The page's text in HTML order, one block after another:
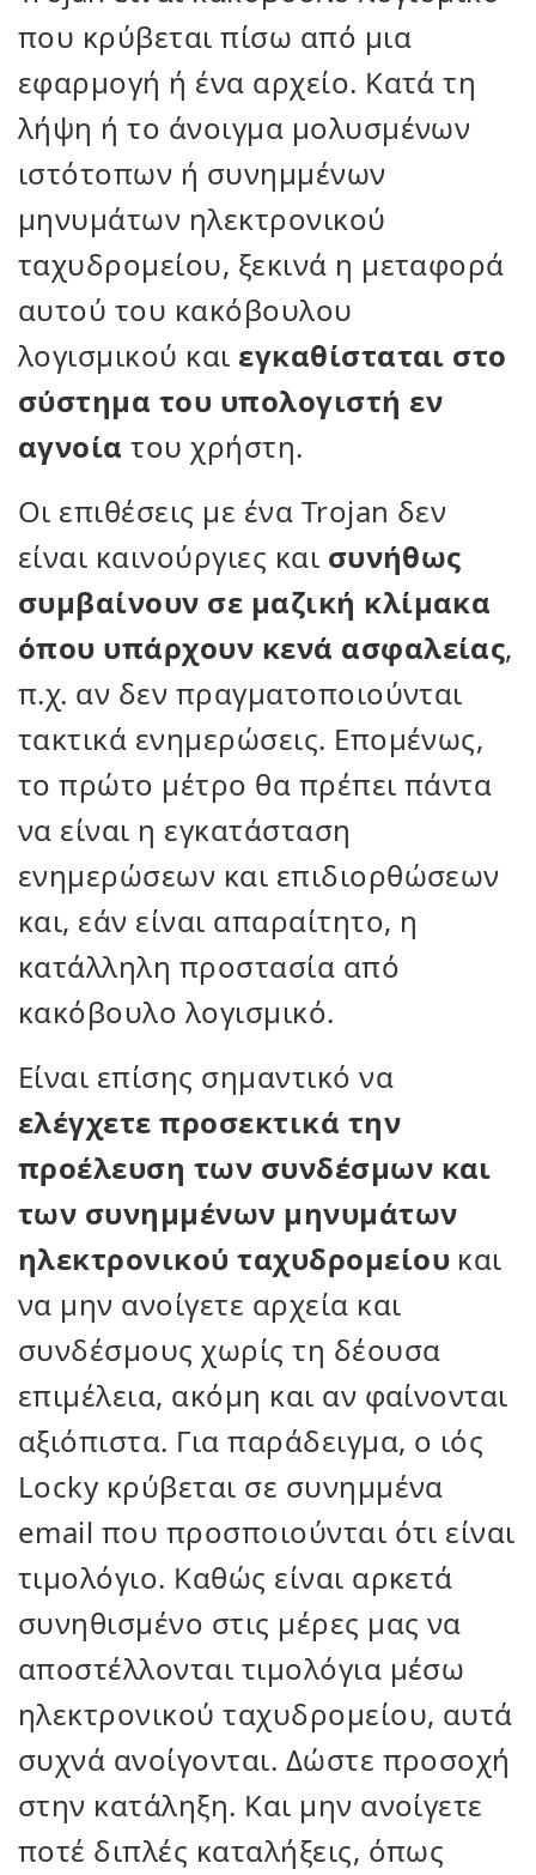
που κρύβεται πίσω από μια
εφαρμογή ή ένα αρχείο. Κατά τη
λήψη ή το άνοιγμα μολυσμένων
ιστότοπων ή συνημμένων
μηνυμάτων ηλεκτρονικού
ταχυδρομείου, ξεκινά η μεταφορά
αυτού του κακόβουλου
λογισμικού και εγκαθίσταται στο
σύστημα του υπολογιστή εν
αγνοία του χρήστη.
Οι επιθέσεις με ένα Trojan δεν
είναι καινούργιες και συνήθως
συμβαίνουν σε μαζική κλίμακα
όπου υπάρχουν κενά ασφαλείας,
π.χ. αν δεν πραγματοποιούνται
τακτικά ενημερώσεις. Επομένως,
το πρώτο μέτρο θα πρέπει πάντα
να είναι η εγκατάσταση
ενημερώσεων και επιδιορθώσεων
και, εάν είναι απαραίτητο, η
κατάλληλη προστασία από
κακόβουλο λογισμικό.
Είναι επίσης σημαντικό να
ελέγχετε προσεκτικά την
προέλευση των συνδέσμων και
των συνημμένων μηνυμάτων
ηλεκτρονικού ταχυδρομείου και
να μην ανοίγετε αρχεία και
συνδέσμους χωρίς τη δέουσα
επιμέλεια, ακόμη και αν φαίνονται
αξιόπιστα. Για παράδειγμα, ο ιός
Locky κρύβεται σε συνημμένα
email που προσποιούνται ότι είναι
τιμολόγιο. Καθώς είναι αρκετά
συνηθισμένο στις μέρες μας να
αποστέλλονται τιμολόγια μέσω
ηλεκτρονικού ταχυδρομείου, αυτά
συχνά ανοίγονται. Δώστε προσοχή
στην κατάληξη. Και μην ανοίγετε
ποτέ διπλές καταλήξεις, όπως